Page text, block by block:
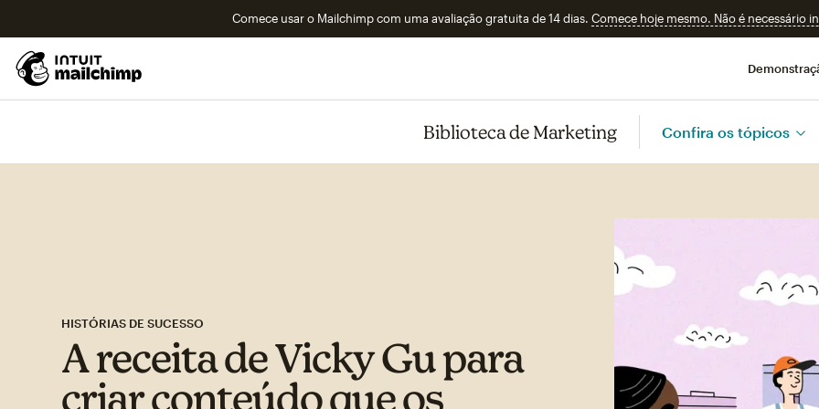
Comece usar o Mailchimp com uma avaliação gratuita de 14 dias. Comece hoje mesmo. Não é necessário
Biblioteca de Marketing Confira os tópicos
HISTÓRIAS DE SUCESSO
A receita de Vicky Gu para
criar conteúdo que os